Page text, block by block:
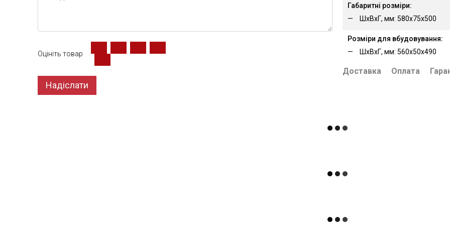
Оцініть товар
Надіслати
Габаритні розміри:
ШхВхГ, мм: 580х75х500
Розміри для вбудовування:
ШхВхГ, мм: 560х50х490
Доставка Оплата